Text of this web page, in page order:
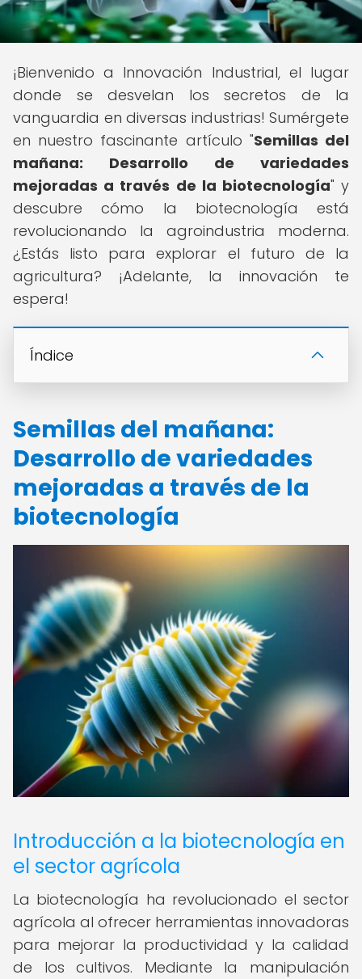
¡Bienvenido a Innovación Industrial, el lugar
donde se desvelan los secretos de la
vanguardia en diversas industrias! Sumérgete
en nuestro fascinante artículo "Semillas del
mañana: Desarrollo de variedades
mejoradas a través de la biotecnología" y
descubre cómo la biotecnología está
revolucionando la agroindustria moderna.
¿Estás listo para explorar el futuro de la
agricultura? ¡Adelante, la innovación te
espera!
Índice
Semillas del mañana:
Desarrollo de variedades
mejoradas a través de la
biotecnología
Introducción a la biotecnología en
el sector agrícola
La biotecnología ha revolucionado el sector
agrícola al ofrecer herramientas innovadoras
para mejorar la productividad y la calidad
de los cultivos. Mediante la manipulación